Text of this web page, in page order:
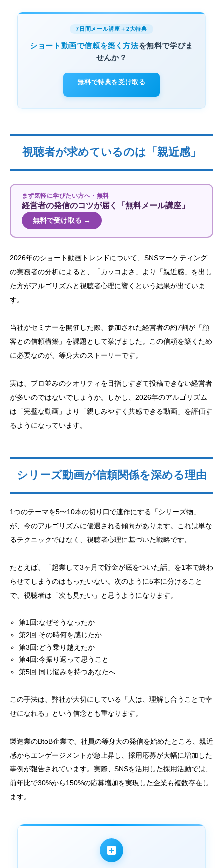
7日間メール講座＋2大特典
ショート動画で信頼を築く方法を無料で学びま
せんか？
無料で特典を受け取る
視聴者が求めているのは「親近感」
まず気軽に学びたい方へ・無料
経営者の発信のコツが届く「無料メール講座」
無料で受け取る →
2026年のショート動画トレンドについて、SNSマーケティング
の実務者の分析によると、「カッコよさ」より「親近感」を出し
た方がアルゴリズムと視聴者心理に響くという結果が出ていま
す。
当社がセミナーを開催した際、参加された経営者の約7割が「顧
客との信頼構築」を課題として挙げました。この信頼を築くため
に必要なのが、等身大のストーリーです。
実は、プロ並みのクオリティを目指しすぎて投稿できない経営者
が多いのではないでしょうか。しかし、2026年のアルゴリズム
は「完璧な動画」より「親しみやすく共感できる動画」を評価す
るようになっています。
シリーズ動画が信頼関係を深める理由
1つのテーマを5〜10本の切り口で連作にする「シリーズ物」
が、今のアルゴリズムに優遇される傾向があります。これは単な
るテクニックではなく、視聴者心理に基づいた戦略です。
たとえば、「起業して3ヶ月で貯金が底をついた話」を1本で終わ
らせてしまうのはもったいない。次のように5本に分けること
で、視聴者は「次も見たい」と思うようになります。
第1回:なぜそうなったか
第2回:その時何を感じたか
第3回:どう乗り越えたか
第4回:今振り返って思うこと
第5回:同じ悩みを持つあなたへ
この手法は、弊社が大切にしている「人は、理解し合うことで幸
せになれる」という信念とも重なります。
製造業のBtoB企業で、社員の等身大の発信を始めたところ、親近
感からエンゲージメントが急上昇し、採用応募が大幅に増加した
事例が報告されています。実際、SNSを活用した採用活動では、
前年比で30%から150%の応募増加を実現した企業も複数存在し
ます。